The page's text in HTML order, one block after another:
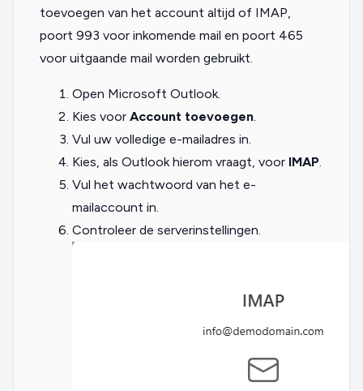
toevoegen van het account altijd of IMAP,
poort 993 voor inkomende mail en poort 465
voor uitgaande mail worden gebruikt.
Open Microsoft Outlook.
Kies voor Account toevoegen.
Vul uw volledige e-mailadres in.
Kies, als Outlook hierom vraagt, voor IMAP.
Vul het wachtwoord van het e-
mailaccount in.
Controleer de serverinstellingen.